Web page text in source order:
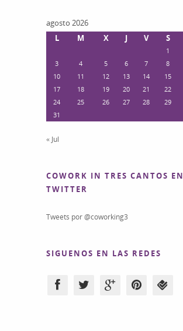
agosto 2026
L
M X J V S
1
3
4 5 6 7 8
10
11 12 13 14 15
17
18 19 20 21 22
24
25 26 27 28 29
31
« Jul
COWORK IN TRES CANTOS EN
TWITTER
Tweets por @coworking3
SIGUENOS EN LAS REDES